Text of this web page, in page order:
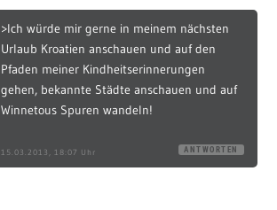
>Ich würde mir gerne in meinem nächsten
Urlaub Kroatien anschauen und auf den
Pfaden meiner Kindheitserinnerungen
gehen, bekannte Städte anschauen und auf
Winnetous Spuren wandeln!
15.03.2013, 18:07 Uhr ANTWORTEN